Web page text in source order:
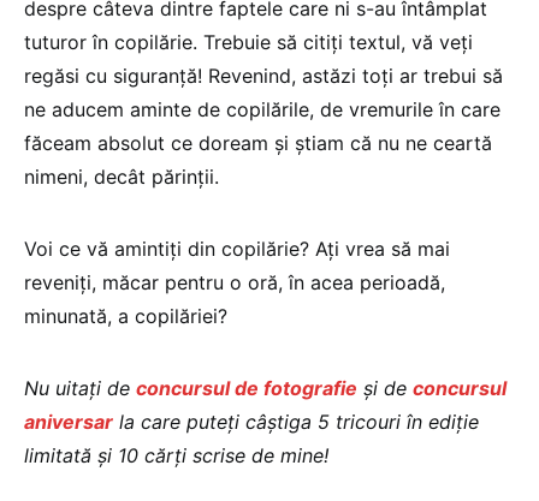
despre câteva dintre faptele care ni s-au întâmplat
tuturor în copilărie. Trebuie să citiți textul, vă veți
regăsi cu siguranță! Revenind, astăzi toți ar trebui să
ne aducem aminte de copilările, de vremurile în care
făceam absolut ce doream și știam că nu ne ceartă
nimeni, decât părinții.
Voi ce vă amintiți din copilărie? Ați vrea să mai
reveniți, măcar pentru o oră, în acea perioadă,
minunată, a copilăriei?
Nu uitați de concursul de fotografie și de concursul
aniversar la care puteți câștiga 5 tricouri în ediție
limitată și 10 cărți scrise de mine!